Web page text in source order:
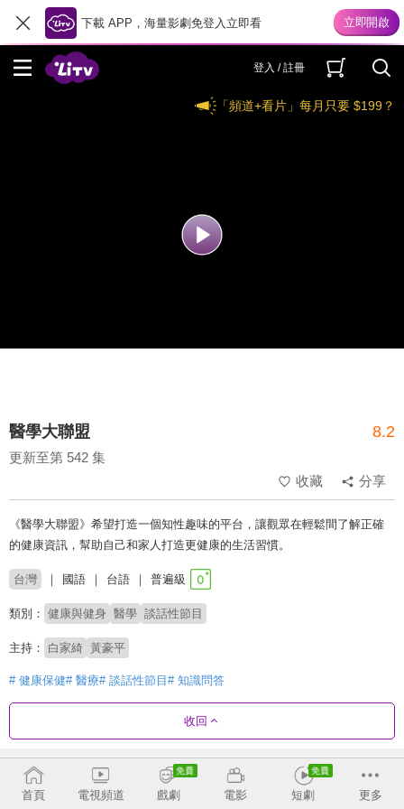
下載 APP，海量影劇免登入立即看
登入 / 註冊
「頻道+看片」每月只要 $199？
醫學大聯盟 8.2
更新至第 542 集
收藏
分享
《醫學大聯盟》希望打造一個知性趣味的平台，讓觀眾在輕鬆間了解正確
的健康資訊，幫助自己和家人打造更健康的生活習慣。
台灣 國語 台語 普遍級
類別： 健康與健身 醫學 談話性節目
主持： 白家綺 黃豪平
# 健康保健# 醫療# 談話性節目 # 知識問答
收回
劇集列表 反序 收合
首頁 電視頻道 戲劇 電影 短劇 更多